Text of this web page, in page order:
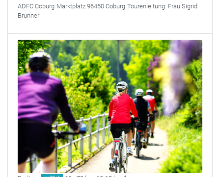
ADFC Coburg Marktplatz 96450 Coburg Tourenleitung: Frau Sigrid
Brunner